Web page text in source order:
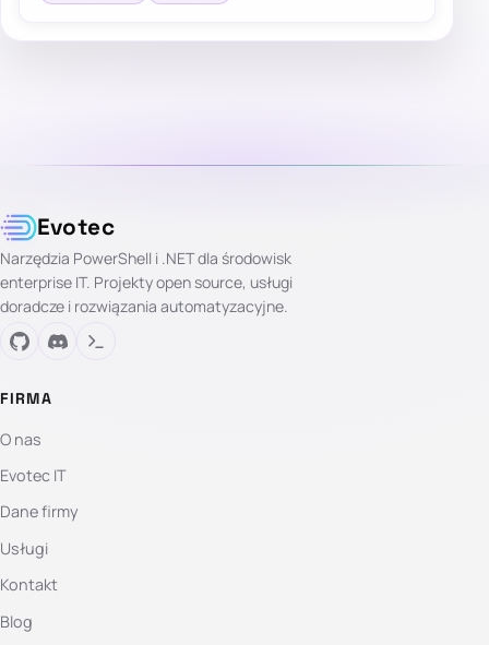
Evotec
Narzędzia PowerShell i .NET dla środowisk
enterprise IT. Projekty open source, usługi
doradcze i rozwiązania automatyzacyjne.
FIRMA
O nas
Evotec IT
Dane firmy
Usługi
Kontakt
Blog